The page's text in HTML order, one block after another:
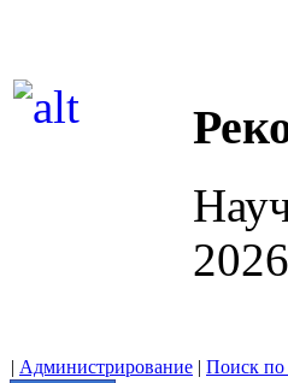
| Администрирование | Поиск по